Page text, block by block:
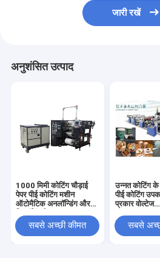
जारी रखें
अनुशंसित उत्पाद
1000 मिमी कोटिंग चौड़ाई
पेपर पीई कोटिंग मशीन
ऑटोमैटिक अनलॉन्डिंग और
सबसे अच्छी कीमत
उन्नत कोटिंग
पीई कोटिंग
प्रकार वोल्टेज
सबसे